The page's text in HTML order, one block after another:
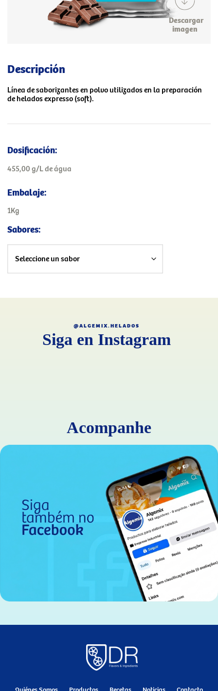
Descargar
imagen
Descripción
Línea de saborizantes en polvo utilizados en la preparación
de helados expresso (soft).
Dosificación:
455,00 g/L de água
Embalaje:
1Kg
Sabores:
@ALGEMIX.HELADOS
Siga en Instagram
Acompanhe